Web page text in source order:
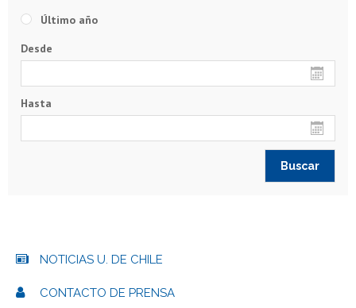
Último año
Desde
Hasta
NOTICIAS U. DE CHILE
CONTACTO DE PRENSA